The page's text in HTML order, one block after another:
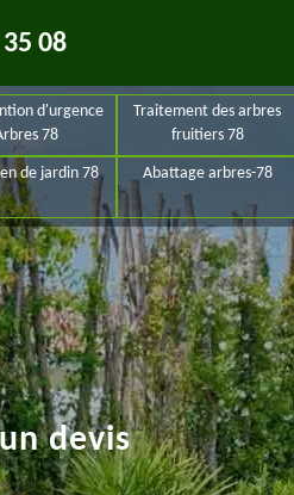
08
d'urgence
78
Traitement des arbres
fruitiers 78
de jardin 78 Abattage arbres-78
devis